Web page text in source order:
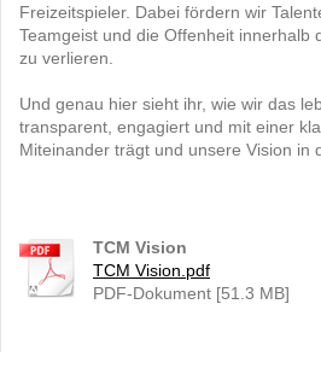
Freizeitspieler. Dabei fördern wir
Teamgeist und die Offenheit innerhalb
zu verlieren.
Und genau hier sieht ihr, wie wir das
transparent, engagiert und mit einer
Miteinander trägt und unsere Vision in
TCM Vision
TCM Vision.pdf
PDF-Dokument [51.3 MB]